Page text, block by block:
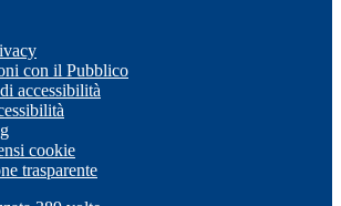
con il Pubblico
accessibilità
cookie
trasparente